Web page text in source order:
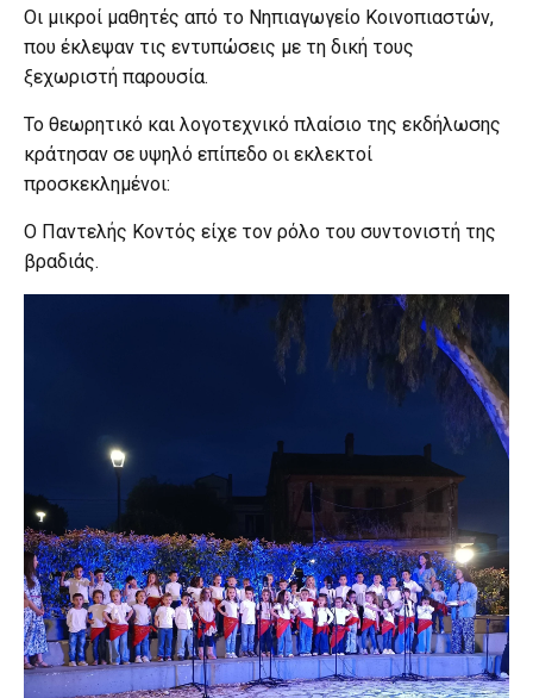
Οι μικροί μαθητές από το Νηπιαγωγείο Κοινοπιαστών,
που έκλεψαν τις εντυπώσεις με τη δική τους
ξεχωριστή παρουσία.
Το θεωρητικό και λογοτεχνικό πλαίσιο της εκδήλωσης
κράτησαν σε υψηλό επίπεδο οι εκλεκτοί
προσκεκλημένοι:
Ο Παντελής Κοντός είχε τον ρόλο του συντονιστή της
βραδιάς.